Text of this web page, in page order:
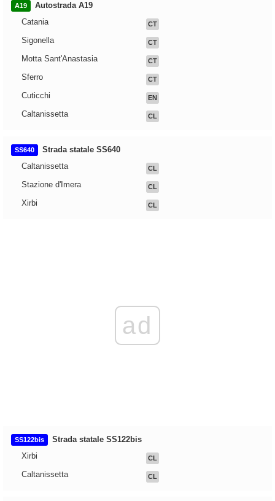
A19
Autostrada A19
Catania
CT
Sigonella CT
Motta Sant'Anastasia CT
Sferro CT
Cuticchi EN
Caltanissetta CL
SS640
Strada statale SS640
Caltanissetta
CL
Stazione d'Imera CL
Xirbi CL
ad
SS122bis
Strada statale SS122bis
Xirbi
CL
Caltanissetta CL